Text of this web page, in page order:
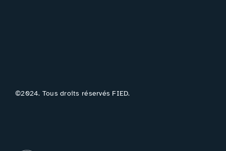
©2024. Tous droits réservés FIED.